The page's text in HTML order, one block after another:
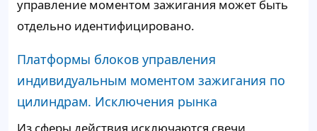
управление моментом зажигания может быть
отдельно идентифицировано.
Платформы блоков управления
индивидуальным моментом зажигания по
цилиндрам. Исключения рынка